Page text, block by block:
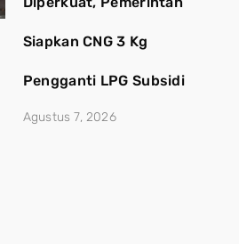
Siapkan CNG 3 Kg
Pengganti LPG Subsidi
Agustus 7, 2026